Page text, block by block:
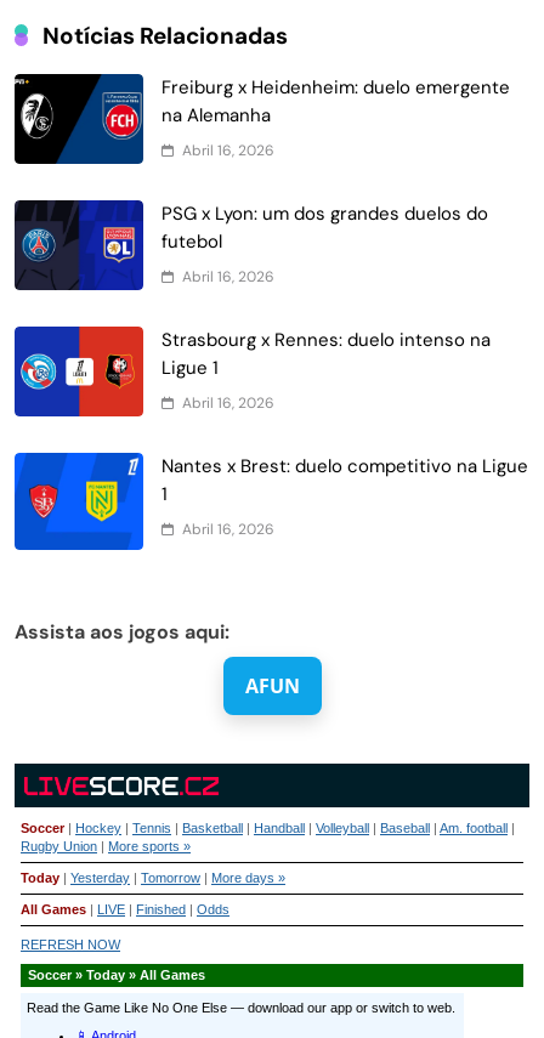
Notícias Relacionadas
Freiburg x Heidenheim: duelo emergente
na Alemanha
Abril 16, 2026
PSG x Lyon: um dos grandes duelos do
futebol
Abril 16, 2026
Strasbourg x Rennes: duelo intenso na
Ligue 1
Abril 16, 2026
Nantes x Brest: duelo competitivo na Ligue
1
Abril 16, 2026
Assista aos jogos aqui:
AFUN